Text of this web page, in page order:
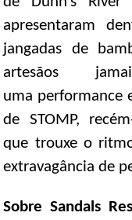
apresentaram
jangadas de
artesãos
uma performance
de STOMP,
que trouxe o
extravagância de
Sobre Sandals